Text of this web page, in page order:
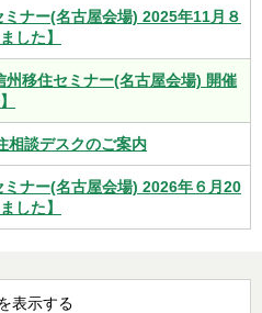
ナー(名古屋会場) 2025年11月８
した】
移住セミナー(名古屋会場) 開催
相談デスクのご案内
ナー(名古屋会場) 2026年６月20
した】
表示する